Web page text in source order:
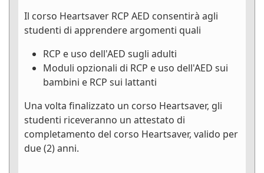
Il corso Heartsaver RCP AED consentirà agli
studenti di apprendere argomenti quali
RCP e uso dell'AED sugli adulti
Moduli opzionali di RCP e uso dell'AED sui
bambini e RCP sui lattanti
Una volta finalizzato un corso Heartsaver, gli
studenti riceveranno un attestato di
completamento del corso Heartsaver, valido per
due (2) anni.